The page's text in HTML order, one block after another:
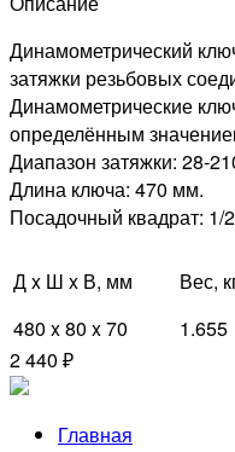
Динамометрический
затяжки резьбовых
Динамометрические
определённым
Диапазон затяжки: 28-
Длина ключа: 470 мм.
Посадочный квадрат: 1/
Д x Ш x В, мм Вес,
480 x 80 x 70
1.655
2 440 ₽
Главная